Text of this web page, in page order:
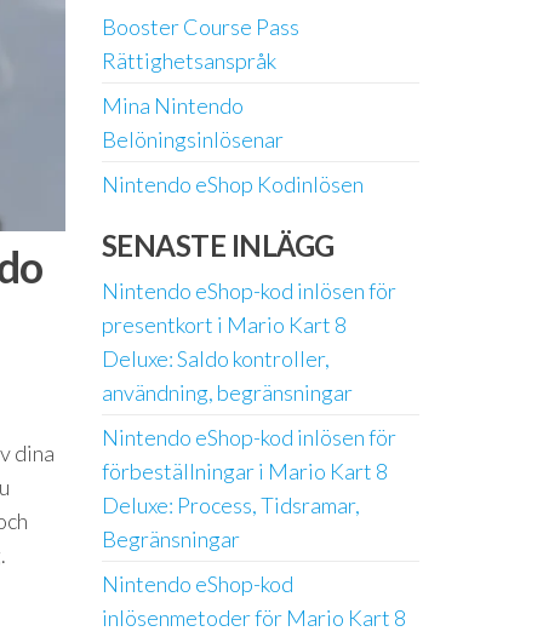
dina
Booster Course Pass
Rättighetsanspråk
Mina Nintendo
Belöningsinlösenar
Nintendo eShop Kodinlösen
SENASTE INLÄGG
Nintendo eShop-kod inlösen för
presentkort i Mario Kart 8
Deluxe: Saldo kontroller,
användning, begränsningar
Nintendo eShop-kod inlösen för
förbeställningar i Mario Kart 8
Deluxe: Process, Tidsramar,
Begränsningar
Nintendo eShop-kod
inlösenmetoder för Mario Kart 8